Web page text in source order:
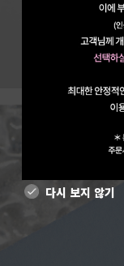
다시 보지 않기